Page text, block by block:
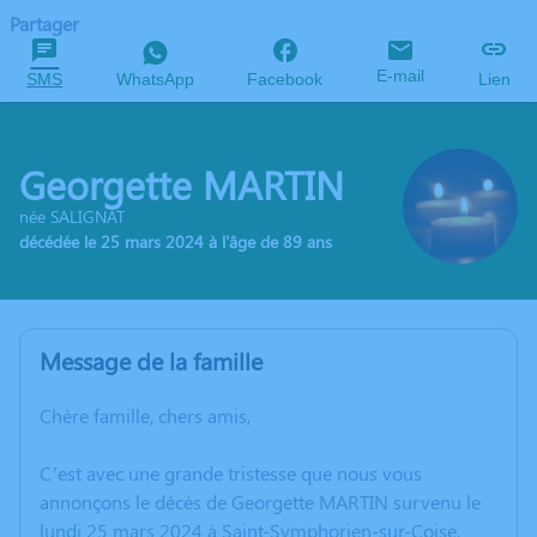
Partager
SMS WhatsApp Facebook E-mail Lien
Georgette MARTIN
née SALIGNAT
décédée le 25 mars 2024 à l'âge de 89 ans
Message de la famille
Chère famille, chers amis,
C’est avec une grande tristesse que nous vous
annonçons le décès de Georgette MARTIN survenu le
lundi 25 mars 2024 à Saint-Symphorien-sur-Coise.